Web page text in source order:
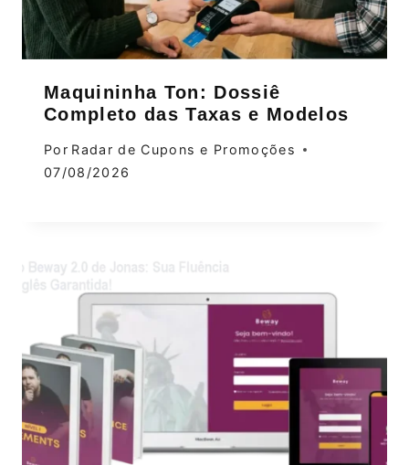
Maquininha Ton: Dossiê
Completo das Taxas e Modelos
Por Radar de Cupons e Promoções
07/08/2026